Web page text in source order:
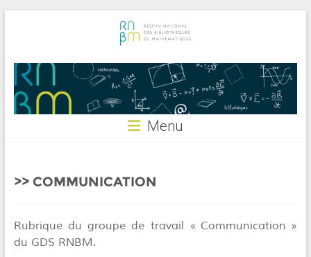
RNBM
Menu
COMMUNICATION
Rubrique du groupe de travail « Communication »
du GDS RNBM.